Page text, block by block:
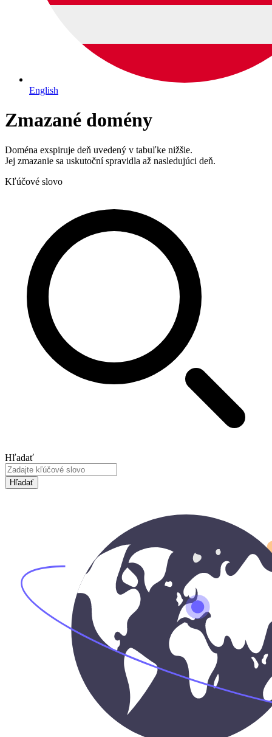
English
Zmazané domény
Doména exspiruje deň uvedený v tabuľke nižšie.
Jej zmazanie sa uskutoční spravidla až nasledujúci deň.
Kľúčové slovo
Hľadať
Hľadať